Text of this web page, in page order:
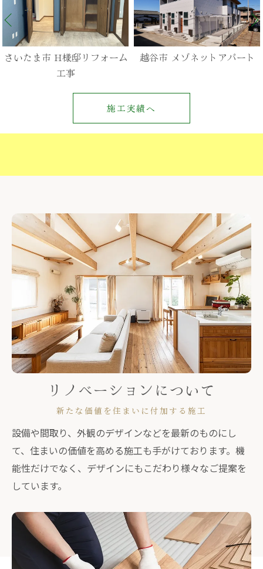
さいたま市 H様邸リフォーム
工事
越谷市 メゾネットアパート
施工実績へ
リノベーションについて
新たな価値を住まいに付加する施工
設備や間取り、外観のデザインなどを最新のものにし
て、住まいの価値を高める施工も手がけております。機
能性だけでなく、デザインにもこだわり様々なご提案を
しています。